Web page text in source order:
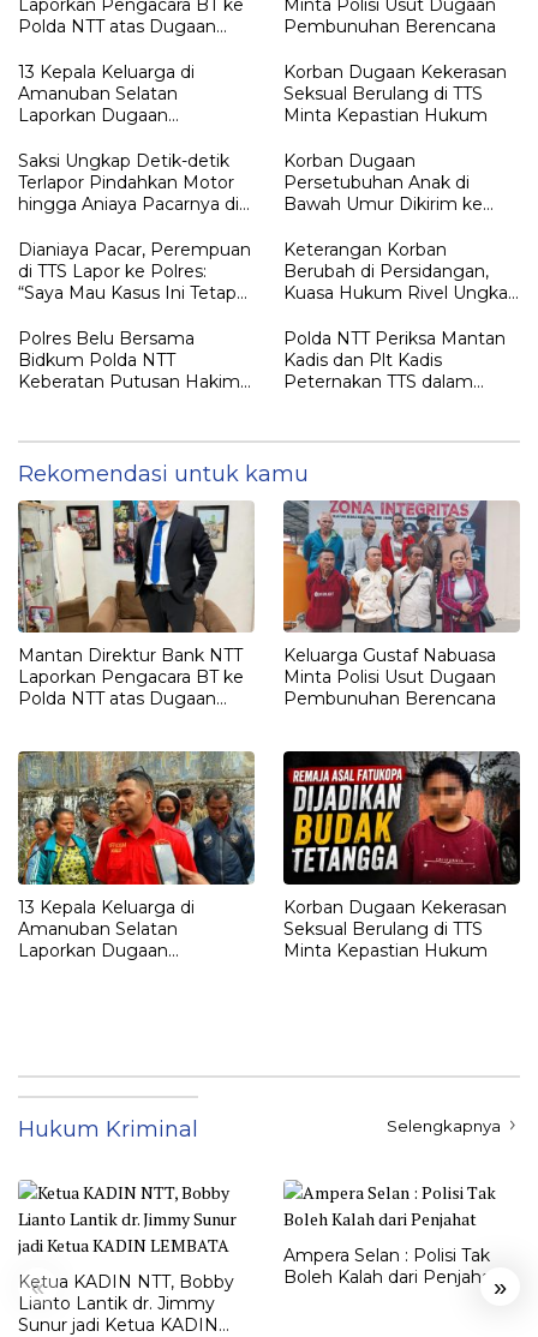
Laporkan Pengacara BT ke
Polda NTT atas Dugaan
Minta Polisi Usut Dugaan
Pembunuhan Berencana
13 Kepala Keluarga di
Amanuban Selatan
Laporkan Dugaan
Polisi
Korban Dugaan Kekerasan
Seksual Berulang di TTS
Minta Kepastian Hukum
Saksi Ungkap Detik-detik
Terlapor Pindahkan Motor
hingga Aniaya Pacarnya di
Korban Dugaan
Persetubuhan Anak di
Bawah Umur Dikirim ke
Dianiaya Pacar, Perempuan
di TTS Lapor ke Polres:
“Saya Mau Kasus Ini Tetap
Keterangan Korban
Berubah di Persidangan,
Kuasa Hukum Rivel Ungkap
Polres Belu Bersama
Bidkum Polda NTT
Keberatan Putusan Hakim
Polda NTT Periksa Mantan
Kadis dan Plt Kadis
Peternakan TTS dalam
Rekomendasi untuk kamu
Mantan Direktur Bank NTT
Laporkan Pengacara BT ke
Polda NTT atas Dugaan
Keluarga Gustaf Nabuasa
Minta Polisi Usut Dugaan
Pembunuhan Berencana
13 Kepala Keluarga di
Amanuban Selatan
Laporkan Dugaan
Korban Dugaan Kekerasan
Seksual Berulang di TTS
Minta Kepastian Hukum
Hukum Kriminal Selengkapnya
« »
Ketua KADIN NTT, Bobby
Lianto Lantik dr. Jimmy
Sunur jadi Ketua KADIN
Ampera Selan : Polisi Tak
Boleh Kalah dari Penjahat